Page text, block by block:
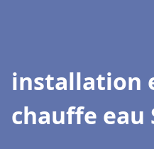
installation
chauffe